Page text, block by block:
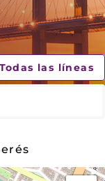
Todas las líneas